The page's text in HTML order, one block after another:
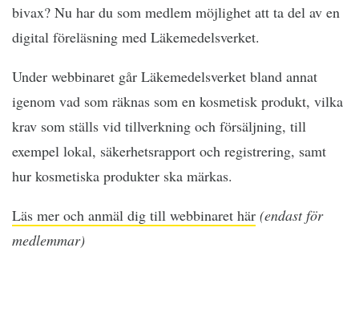
bivax? Nu har du som medlem möjlighet att ta del av en
digital föreläsning med Läkemedelsverket.
Under webbinaret går Läkemedelsverket bland annat
igenom vad som räknas som en kosmetisk produkt, vilka
krav som ställs vid tillverkning och försäljning, till
exempel lokal, säkerhetsrapport och registrering, samt
hur kosmetiska produkter ska märkas.
Läs mer och anmäl dig till webbinaret här (endast för
medlemmar)